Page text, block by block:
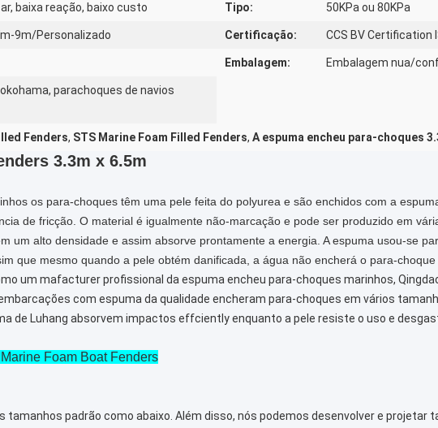
baixa reação, baixo custo Tipo: 50KPa ou 80KPa
9m/Personalizado Certificação: CCS BV Certification
Embalagem: Embalagem nua/
parachoques de navios
Fenders, STS Marine Foam Filled Fenders, A espuma encheu para-choques
3.3m x 6.5m
os para-choques têm uma pele feita do polyurea e são enchidos com a
de fricção. O material é igualmente não-marcação e pode ser produzido em
um alto densidade e assim absorve prontamente a energia. A espuma usou-se
que mesmo quando a pele obtém danificada, a água não encherá o para-
um mafacturer profissional da espuma encheu para-choques marinhos,
com espuma da qualidade encheram para-choques em vários
de Luhang absorvem impactos effciently enquanto a pele resiste o uso e
Foam Boat Fenders
tamanhos padrão como abaixo. Além disso, nós podemos desenvolver e projetar